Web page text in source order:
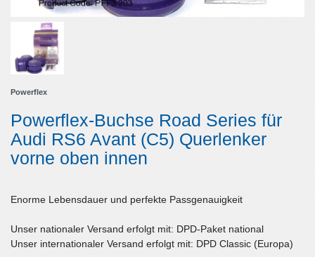
Powerflex
Powerflex-Buchse Road Series für
Audi RS6 Avant (C5) Querlenker
vorne oben innen
Enorme Lebensdauer und perfekte Passgenauigkeit
Unser nationaler Versand erfolgt mit: DPD-Paket national
Unser internationaler Versand erfolgt mit: DPD Classic (Europa)